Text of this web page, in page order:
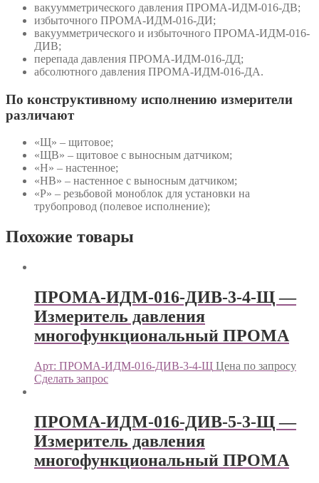
вакуумметрического давления ПРОМА-ИДМ-016-ДВ;
избыточного ПРОМА-ИДМ-016-ДИ;
вакуумметрического и избыточного ПРОМА-ИДМ-016-
ДИВ;
перепада давления ПРОМА-ИДМ-016-ДД;
абсолютного давления ПРОМА-ИДМ-016-ДА.
По конструктивному исполнению измерители
различают
«Щ» – щитовое;
«ЩВ» – щитовое с выносным датчиком;
«Н» – настенное;
«НВ» – настенное с выносным датчиком;
«Р» – резьбовой моноблок для установки на
трубопровод (полевое исполнение);
Похожие товары
ПРОМА-ИДМ-016-ДИВ-3-4-Щ —
Измеритель давления
многофункциональный ПРОМА
Арт: ПРОМА-ИДМ-016-ДИВ-3-4-Щ Цена по запросу
Сделать запрос
ПРОМА-ИДМ-016-ДИВ-5-3-Щ —
Измеритель давления
многофункциональный ПРОМА